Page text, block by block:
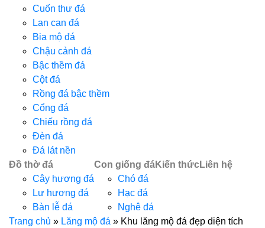
Cuốn thư đá
Lan can đá
Bia mộ đá
Chậu cảnh đá
Bậc thềm đá
Cột đá
Rồng đá bậc thềm
Cổng đá
Chiếu rồng đá
Đèn đá
Đá lát nền
Đồ thờ đá
Cây hương đá
Lư hương đá
Bàn lễ đá
Con giống đá
Chó đá
Hạc đá
Nghê đá
Kiến thứcLiên hệ
Trang chủ » Lăng mộ đá » Khu lăng mộ đá đẹp diện tích